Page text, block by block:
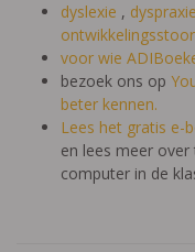
dyslexie ,
voor wie
bezoek ons op
beter kennen.
Lees het gratis e-
en lees meer
computer in de